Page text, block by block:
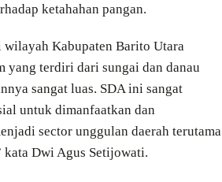
ketahahan pangan.
wilayah Kabupaten Barito Utara
yang terdiri dari sungai dan danau
sangat luas. SDA ini sangat
untuk dimanfaatkan dan
sector unggulan daerah terutama
Dwi Agus Setijowati.